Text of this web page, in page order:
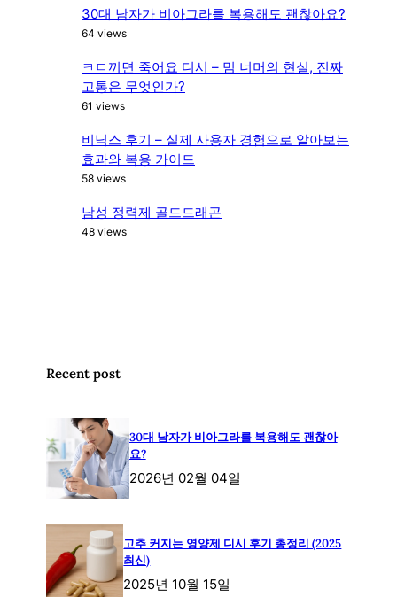
30대 남자가 비아그라를 복용해도 괜찮아요?
64 views
ㅋㄷ끼면 죽어요 디시 – 밈 너머의 현실, 진짜
고통은 무엇인가?
61 views
비닉스 후기 – 실제 사용자 경험으로 알아보는
효과와 복용 가이드
58 views
남성 정력제 골드드래곤
48 views
Recent post
30대 남자가 비아그라를 복용해도 괜찮아
요?
2026년 02월 04일
고추 커지는 영양제 디시 후기 총정리 (2025
최신)
2025년 10월 15일